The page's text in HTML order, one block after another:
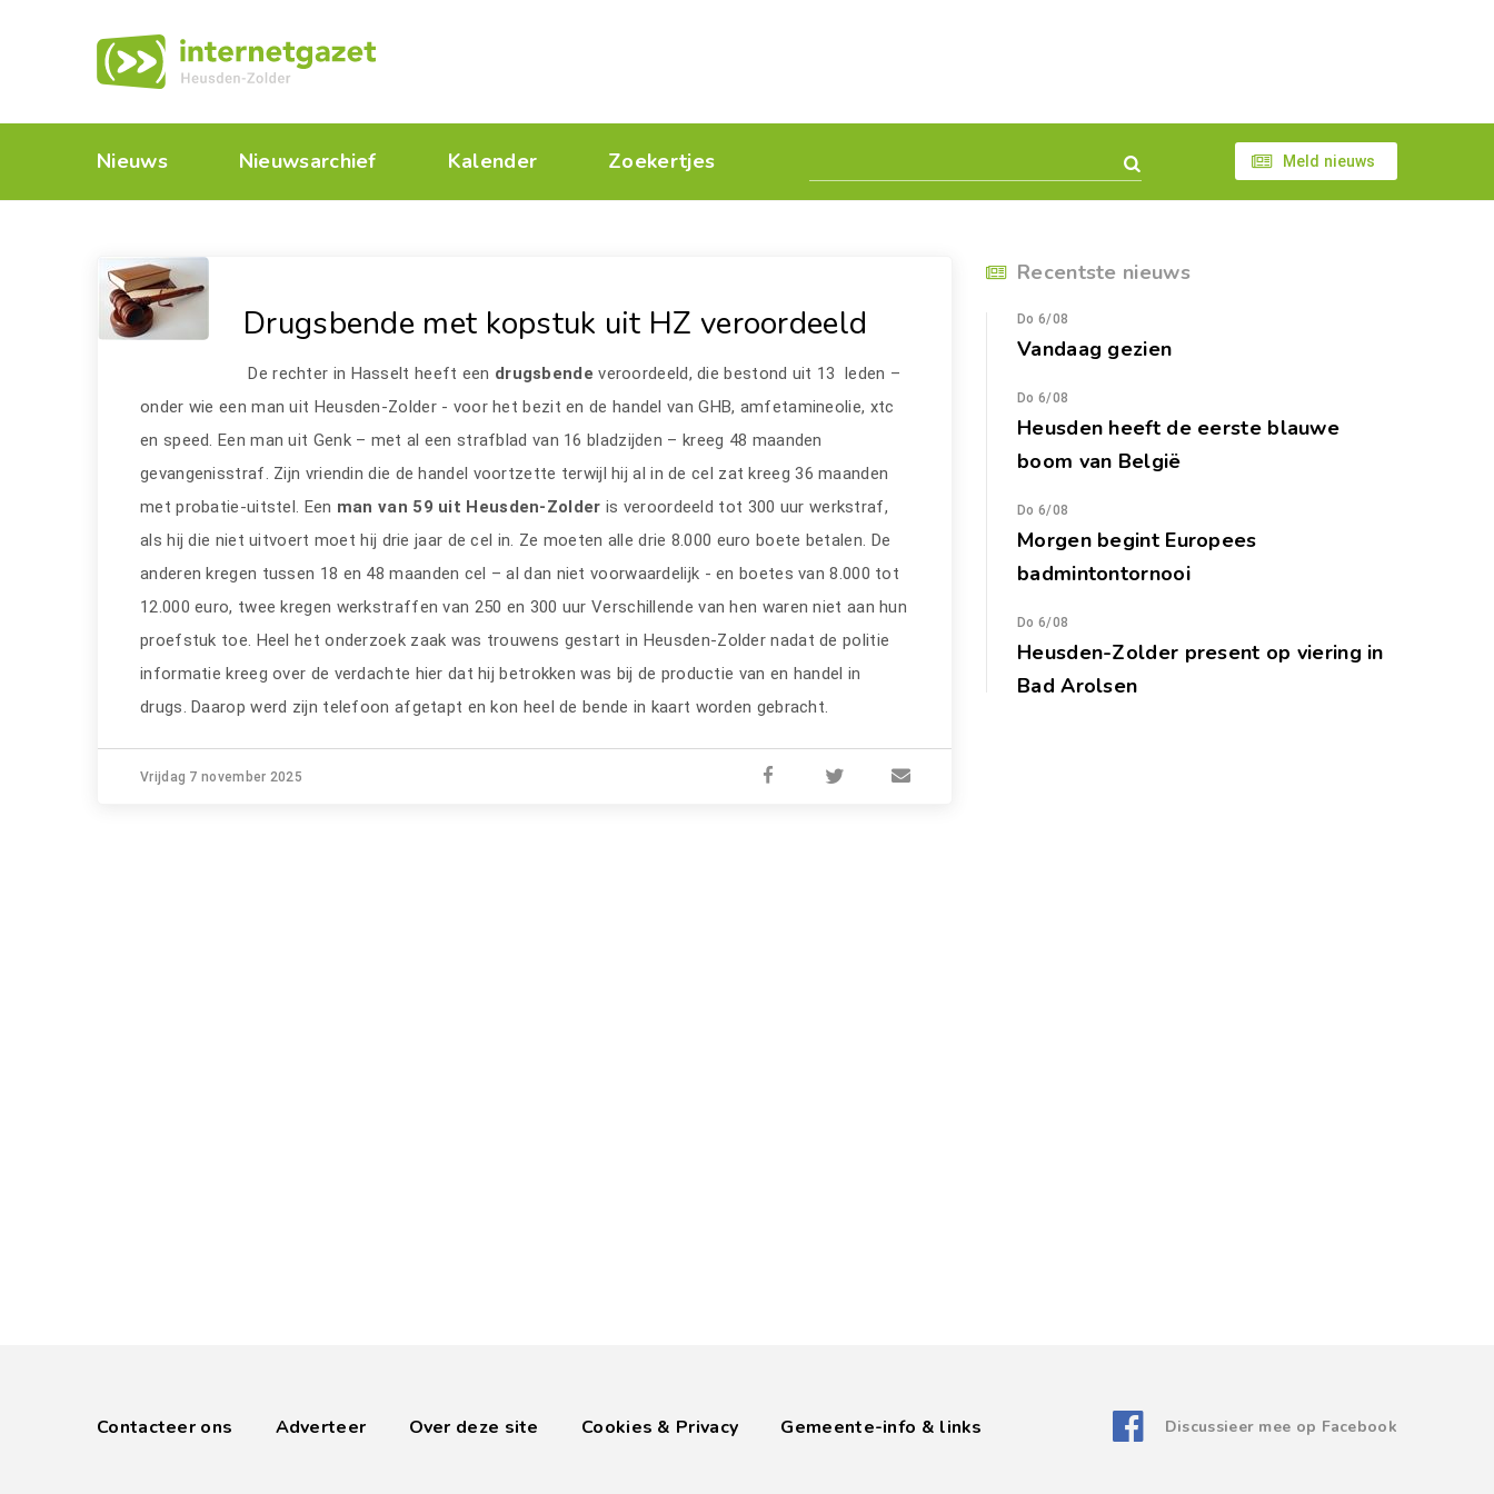
Nieuws Nieuwsarchief Kalender Zoekertjes Meld nieuws
Drugsbende met kopstuk uit HZ veroordeeld
De rechter in Hasselt heeft een drugsbendeveroordeeld, die bestond uit 13 leden –
onder wie een man uit Heusden-Zolder - voor het bezit en de handel van GHB, amfetamineolie, xtc
en speed. Een man uit Genk – met al een strafblad van 16 bladzijden – kreeg 48 maanden
gevangenisstraf. Zijn vriendin die de handel voortzette terwijl hij al in de cel zat kreeg 36 maanden
met probatie-uitstel. Een man van 59 uit Heusden-Zolder is veroordeeld tot 300 uur werkstraf,
als hij die niet uitvoert moet hij drie jaar de cel in. Ze moeten alle drie 8.000 euro boete betalen. De
anderen kregen tussen 18 en 48 maanden cel – al dan niet voorwaardelijk - en boetes van 8.000 tot
12.000 euro, twee kregen werkstraffen van 250 en 300 uur Verschillende van hen waren niet aan hun
proefstuk toe. Heel het onderzoek zaak was trouwens gestart in Heusden-Zolder nadat de politie
informatie kreeg over de verdachte hier dat hij betrokken was bij de productie van en handel in
drugs. Daarop werd zijn telefoon afgetapt en kon heel de bende in kaart worden gebracht.
Vrijdag 7 november 2025
Recentste nieuws
Do 6/08
Vandaag gezien
Do 6/08
Heusden heeft de eerste blauwe
boom van België
Do 6/08
Morgen begint Europees
badmintontornooi
Do 6/08
Heusden-Zolder present op viering in
Bad Arolsen
Contacteer ons Adverteer Over deze site Cookies & Privacy Gemeente-info & links Discussieer mee op Facebook